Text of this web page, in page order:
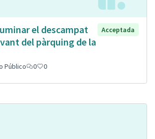
el descampat
del pàrquing de la
Acceptada
Público 0 0